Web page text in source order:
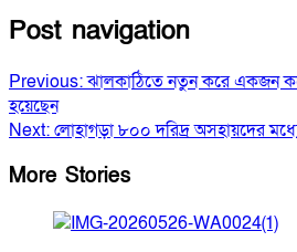
Post navigation
Previous:ঝালকাঠিতে নতুন করে একজন
হয়েছেন
Next:লোহাগড়া ৮০০ দরিদ্র অসহায়দের
More Stories